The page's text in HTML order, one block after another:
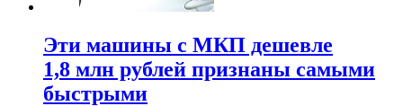
Эти машины с МКП дешевле
1,8 млн рублей признаны самыми
быстрыми